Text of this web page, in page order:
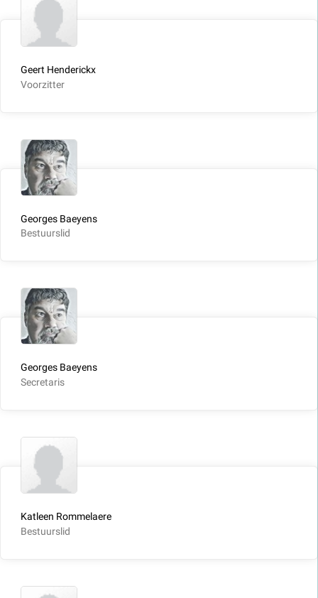
Geert Henderickx
Voorzitter
Georges Baeyens
Bestuurslid
Georges Baeyens
Secretaris
Katleen Rommelaere
Bestuurslid